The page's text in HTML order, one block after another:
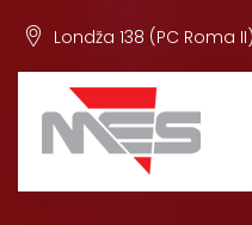
content
Londža 138 (PC Roma